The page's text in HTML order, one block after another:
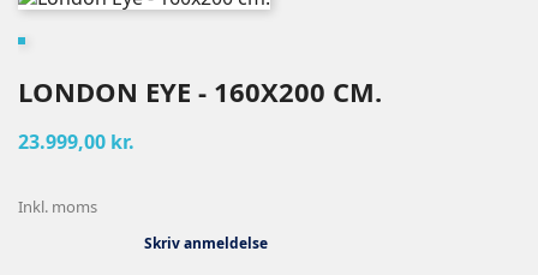
LONDON EYE - 160X200 CM.
23.999,00 kr.
Inkl. moms
Skriv anmeldelse